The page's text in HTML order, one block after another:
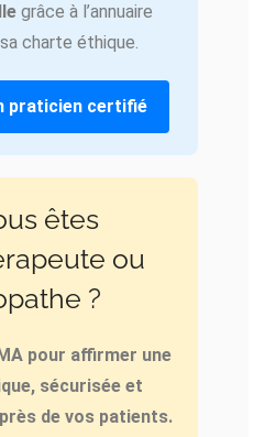
grâce à l’annuaire
charte éthique.
praticien certifié
êtes
ou
?
pour affirmer une
sécurisée et
de vos patients.